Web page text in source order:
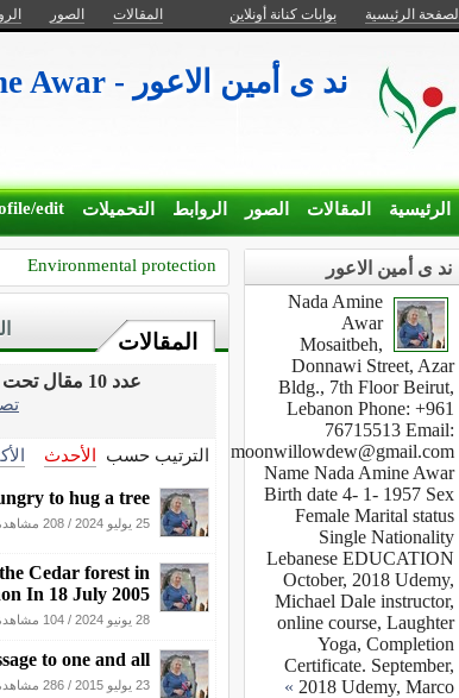
الصفحة الرئيسية بوابات كنانة أونلاين المقالات الصور
ند ى أمين الاعور - Nada Amine Awar
الرئيسية المقالات الصور الروابط التحميلات edit
Environmental protection
المقالات
عدد 10 مقال تحت قسم
الترتيب حسب الأحدث
to hug a tree
25 يوليو 2024 / 208 مشاهدة
Cedar forest in
In 18 July 2005
28 يونيو 2024 / 104 مشاهدة
to one and all
23 يوليو 2015 / 286 مشاهدة
ند ى أمين الاعور
Nada Amine
Awar
Mosaitbeh,
Donnawi Street, Azar
Bldg., 7th Floor Beirut,
Lebanon Phone: +961
76715513 Email:
moonwillowdew@gmail.com
Name Nada Amine Awar
Birth date 4- 1- 1957 Sex
Female Marital status
Single Nationality
Lebanese EDUCATION
October, 2018 Udemy,
Michael Dale instructor,
online course, Laughter
Yoga, Completion
Certificate. September,
2018 Udemy, Marco
»